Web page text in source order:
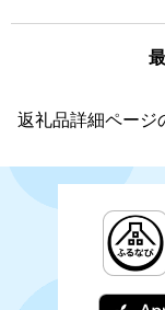
返礼品詳細ページ